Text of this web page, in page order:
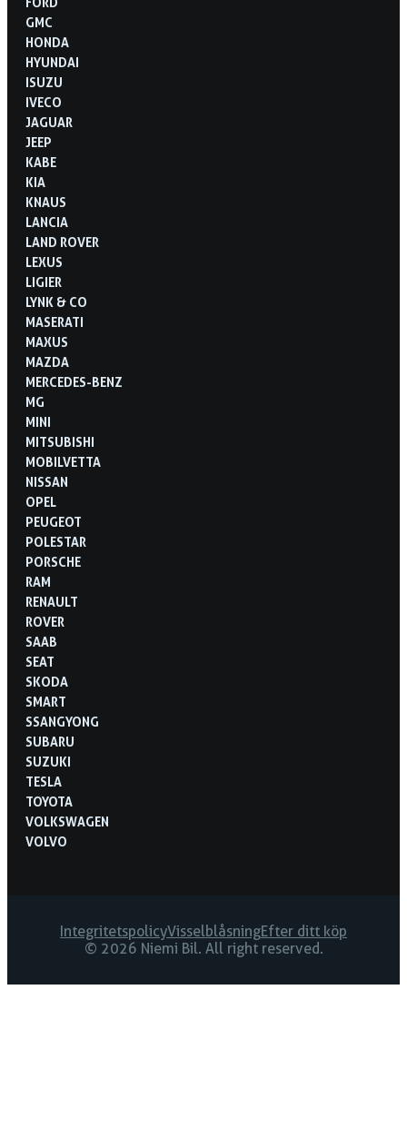
GMC
HONDA
HYUNDAI
ISUZU
IVECO
JAGUAR
JEEP
KABE
KIA
KNAUS
LANCIA
LAND ROVER
LEXUS
LIGIER
LYNK & CO
MASERATI
MAXUS
MAZDA
MERCEDES-BENZ
MG
MINI
MITSUBISHI
MOBILVETTA
NISSAN
OPEL
PEUGEOT
POLESTAR
PORSCHE
RAM
RENAULT
ROVER
SAAB
SEAT
SKODA
SMART
SSANGYONG
SUBARU
SUZUKI
TESLA
TOYOTA
VOLKSWAGEN
VOLVO
IntegritetspolicyVisselblåsningEfter ditt köp
© 2026 Niemi Bil. All right reserved.